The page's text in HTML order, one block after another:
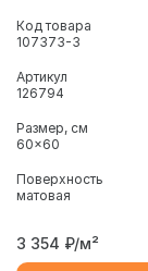
Код товара
107373-3
Артикул
126794
Размер, см
60x60
Поверхность
матовая
3 354 ₽/м²